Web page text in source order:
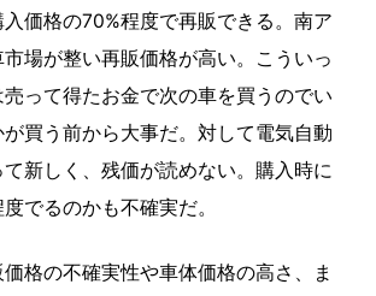
価格の70%程度で再販できる。南ア
場が整い再販価格が高い。こういっ
って得たお金で次の車を買うのでい
が買う前から大事だ。対して電気自動
新しく、残価が読めない。購入時に
でるのかも不確実だ。
格の不確実性や車体価格の高さ、ま